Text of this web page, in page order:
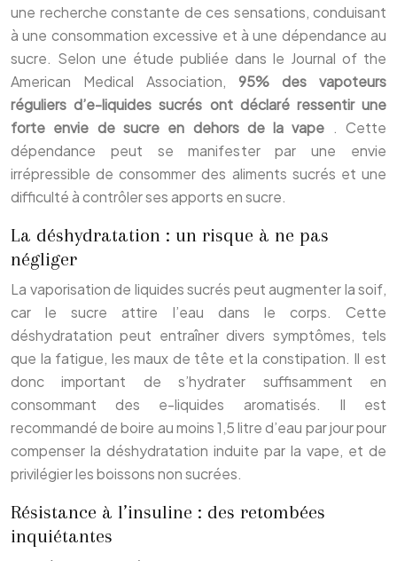
une recherche constante de ces sensations, conduisant
à une consommation excessive et à une dépendance au
sucre. Selon une étude publiée dans le Journal of the
American Medical Association, 95% des vapoteurs
réguliers d’e-liquides sucrés ont déclaré ressentir une
forte envie de sucre en dehors de la vape . Cette
dépendance peut se manifester par une envie
irrépressible de consommer des aliments sucrés et une
difficulté à contrôler ses apports en sucre.
La déshydratation : un risque à ne pas
négliger
La vaporisation de liquides sucrés peut augmenter la soif,
car le sucre attire l’eau dans le corps. Cette
déshydratation peut entraîner divers symptômes, tels
que la fatigue, les maux de tête et la constipation. Il est
donc important de s’hydrater suffisamment en
consommant des e-liquides aromatisés. Il est
recommandé de boire au moins 1,5 litre d’eau par jour pour
compenser la déshydratation induite par la vape, et de
privilégier les boissons non sucrées.
Résistance à l’insuline : des retombées
inquiétantes